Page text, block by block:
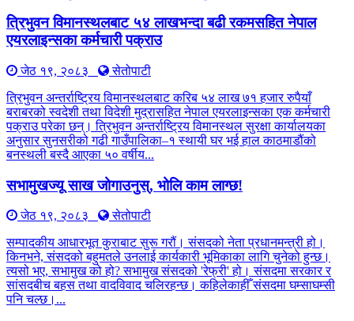
त्रिभुवन विमानस्थलबाट ५४ लाखभन्दा बढी रकमसहित नेपाल
एयरलाइन्सका कर्मचारी पक्राउ
जेठ १९, २०८३
सेतोपाटी
त्रिभुवन अन्तर्राष्ट्रिय विमानस्थलबाट करिब ५४ लाख ७१ हजार रुपैयाँ
बराबरको स्वदेशी तथा विदेशी मुद्रासहित नेपाल एयरलाइन्सका एक कर्मचारी
पक्राउ परेका छन्। त्रिभुवन अन्तर्राष्ट्रिय विमानस्थल सुरक्षा कार्यालयका
अनुसार सुनसरीको गढी गाउँपालिका–१ स्थायी घर भई हाल काठमाडौंको
बनस्थली बस्दै आएका ५० वर्षीय...
सभामुखज्यू साख जोगाउनुस्, भोलि काम लाग्छ!
जेठ १९, २०८३
सेतोपाटी
सम्पादकीय आधारभूत कुराबाट सुरू गरौं। संसदको नेता प्रधानमन्त्री हो।
किनभने, संसदको बहुमतले उनलाई कार्यकारी भूमिकाका लागि चुनेको हुन्छ।
त्यसो भए, सभामुख को हो? सभामुख संसदको 'रेफ्री' हो। संसदमा सरकार र
सांसदबीच बहस तथा वादविवाद चलिरहन्छ। कहिलेकाहीँ संसदमा घम्साघम्सी
पनि चल्छ।...